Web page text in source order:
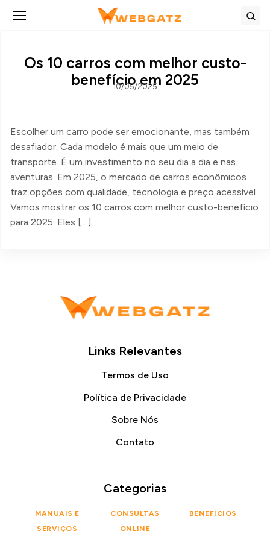
Abrir menu
Os 10 carros com melhor custo-
benefício em 2025
10/05/2025
Escolher um carro pode ser emocionante, mas também
desafiador. Cada modelo é mais que um meio de
transporte. É um investimento no seu dia a dia e nas
aventuras. Em 2025, o mercado de carros econômicos
traz opções com qualidade, tecnologia e preço acessível.
Vamos mostrar os 10 carros com melhor custo-benefício
para 2025. Eles […]
Links Relevantes
Termos de Uso
Política de Privacidade
Sobre Nós
Contato
Categorias
MANUAIS E
SERVIÇOS
CONSULTAS
ONLINE
BENEFÍCIOS